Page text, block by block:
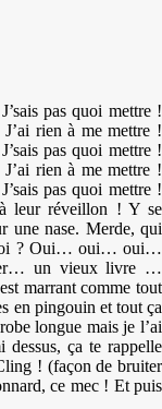
pas quoi mettre !
rien à me mettre !
pas quoi mettre !
rien à me mettre !
pas quoi mettre !
leur réveillon ! Y se
une nase. Merde, qui
toi ? Oui… oui… oui…
un vieux livre …
marrant comme tout
en pingouin et tout ça
longue mais je l’ai
dessus, ça te rappelle
! (façon de bruiter
ce mec ! Et puis